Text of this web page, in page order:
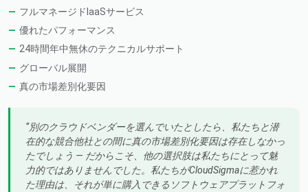
フルマネージドIaaSサービス
優れたパフォーマンス
24時間年中無休のテクニカルサポート
グローバル展開
真の市場差別化要因
別のクラウドベンダーを選んでいたとしたら、私たちと潜
在的な競合他社との間に真の市場差別化要因は存在しなかっ
たでしょう — だからこそ、他の選択肢は私たちにとって魅
力的ではありませんでした。私たちがCloudSigmaに惹かれ
た理由は、それが単に購入できるソフトウェアプラットフォ